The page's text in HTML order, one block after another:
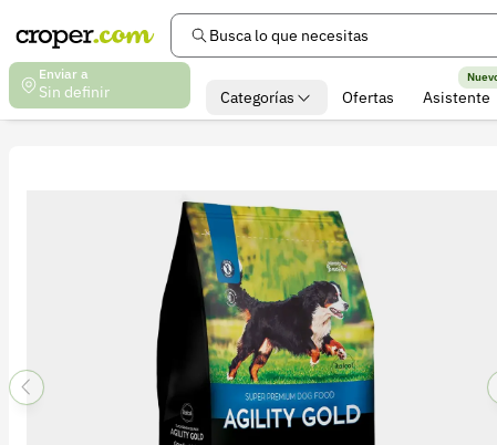
Busca lo que necesitas
Enviar a
Sin definir Categorías Ofertas Asistente